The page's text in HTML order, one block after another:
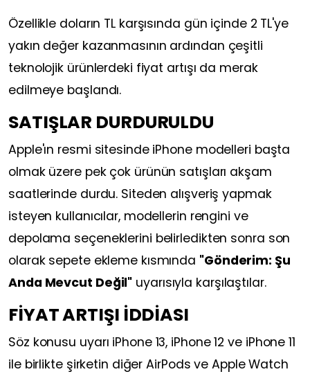
Özellikle doların TL karşısında gün içinde 2 TL'ye
yakın değer kazanmasının ardından çeşitli
teknolojik ürünlerdeki fiyat artışı da merak
edilmeye başlandı.
SATIŞLAR DURDURULDU
Apple'ın resmi sitesinde iPhone modelleri başta
olmak üzere pek çok ürünün satışları akşam
saatlerinde durdu. Siteden alışveriş yapmak
isteyen kullanıcılar, modellerin rengini ve
depolama seçeneklerini belirledikten sonra son
olarak sepete ekleme kısmında "Gönderim: Şu
Anda Mevcut Değil" uyarısıyla karşılaştılar.
FİYAT ARTIŞI İDDİASI
Söz konusu uyarı iPhone 13, iPhone 12 ve iPhone 11
ile birlikte şirketin diğer AirPods ve Apple Watch